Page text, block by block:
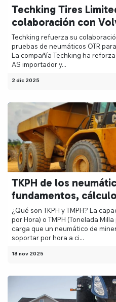
Techking Tires
colaboración con
Techking refuerza su
pruebas de neumáticos OTR
La compañía Techking ha
AS importador y...
2 dic 2025
TKPH de los
fundamentos,
¿Qué son TKPH y TMPH? La
por Hora) o TMPH (Tonelada
carga que un neumático de
soportar por hora a ci...
18 nov 2025